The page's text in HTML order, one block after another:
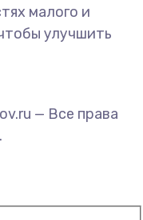
малого и
улучшить
— Все права